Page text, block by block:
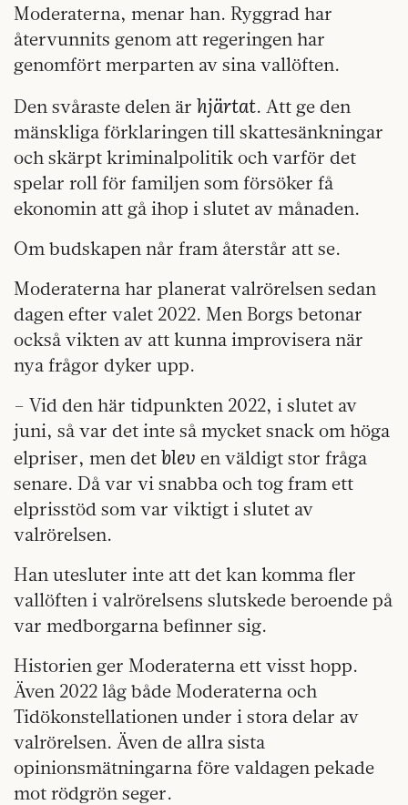
Moderaterna, menar han. Ryggrad har
återvunnits genom att regeringen har
genomfört merparten av sina vallöften.
Den svåraste delen är hjärtat. Att ge den
mänskliga förklaringen till skattesänkningar
och skärpt kriminalpolitik och varför det
spelar roll för familjen som försöker få
ekonomin att gå ihop i slutet av månaden.
Om budskapen når fram återstår att se.
Moderaterna har planerat valrörelsen sedan
dagen efter valet 2022. Men Borgs betonar
också vikten av att kunna improvisera när
nya frågor dyker upp.
– Vid den här tidpunkten 2022, i slutet av
juni, så var det inte så mycket snack om höga
elpriser, men det blev en väldigt stor fråga
senare. Då var vi snabba och tog fram ett
elprisstöd som var viktigt i slutet av
valrörelsen.
Han utesluter inte att det kan komma fler
vallöften i valrörelsens slutskede beroende på
var medborgarna befinner sig.
Historien ger Moderaterna ett visst hopp.
Även 2022 låg både Moderaterna och
Tidökonstellationen under i stora delar av
valrörelsen. Även de allra sista
opinionsmätningarna före valdagen pekade
mot rödgrön seger.